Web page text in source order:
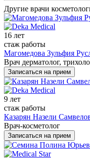
Другие врачи
16 лет
стаж работы
Магомедова Зульфия
Врач дерматолог,
Записаться на прием
9 лет
стаж работы
Казарян Назели
Врач-косметолог
Записаться на прием